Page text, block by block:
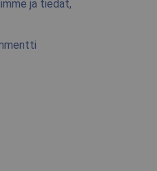
ja tiedät,